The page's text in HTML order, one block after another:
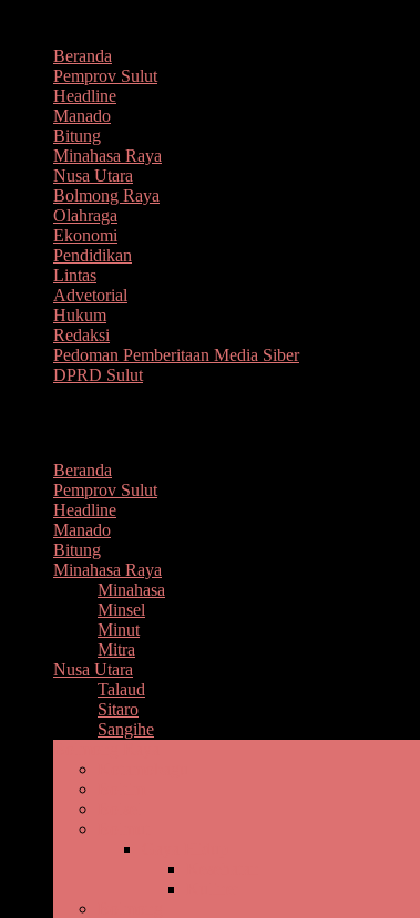
kontenBeranda
Pemprov Sulut
Headline
Manado
Bitung
Minahasa Raya
Nusa Utara
Bolmong Raya
Olahraga
Ekonomi
Pendidikan
Lintas
Advetorial
Hukum
Redaksi
Pedoman Pemberitaan Media Siber
DPRD Sulut
Beranda
Pemprov Sulut
Headline
Manado
Bitung
Minahasa Raya
Minahasa
Minsel
Minut
Mitra
Nusa Utara
Talaud
Sitaro
Sangihe